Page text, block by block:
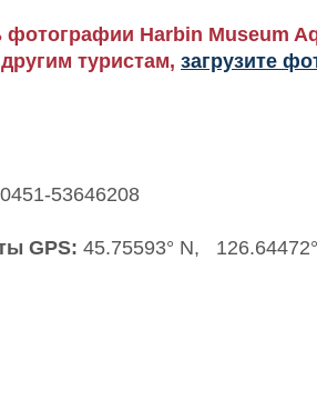
фотографии Harbin Museum
туристам, загрузите
0451-53646208
GPS: 45.75593° N,